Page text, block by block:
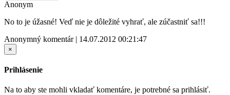
Anonym
No to je úžasné! Veď nie je dôležité vyhrať, ale zúčastniť sa!!!
Anonymný komentár | 14.07.2012 00:21:47
×
Prihlásenie
Na to aby ste mohli vkladať komentáre, je potrebné sa prihlásiť.